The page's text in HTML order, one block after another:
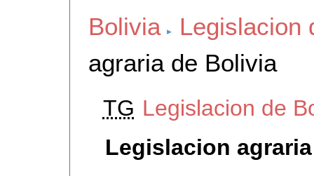
Bolivia
Legislacion
agraria de Bolivia
TG Legislacion de
Legislacion